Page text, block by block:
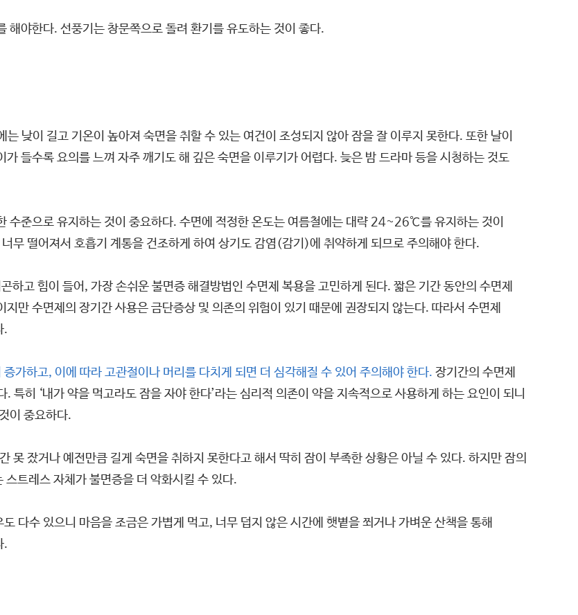
해야한다. 선풍기는 창문쪽으로 돌려 환기를 유도하는 것이 좋다.
낮이 길고 기온이 높아져 숙면을 취할 수 있는 여건이 조성되지 않아 잠을 잘 이루지 못한다. 또한 날이
들수록 요의를 느껴 자주 깨기도 해 깊은 숙면을 이루기가 어렵다. 늦은 밤 드라마 등을 시청하는 것도
수준으로 유지하는 것이 중요하다. 수면에 적정한 온도는 여름철에는 대략 24~26℃를 유지하는 것이
무 떨어져서 호흡기 계통을 건조하게 하여 상기도 감염(감기)에 취약하게 되므로 주의해야 한다.
하고 힘이 들어, 가장 손쉬운 불면증 해결방법인 수면제 복용을 고민하게 된다. 짧은 기간 동안의 수면제
만 수면제의 장기간 사용은 금단증상 및 의존의 위험이 있기 때문에 권장되지 않는다. 따라서 수면제
.
가하고, 이에 따라 고관절이나 머리를 다치게 되면 더 심각해질 수 있어 주의해야 한다. 장기간의 수면제
특히 ‘내가 약을 먹고라도 잠을 자야 한다’라는 심리적 의존이 약을 지속적으로 사용하게 하는 요인이 되니
이 중요하다.
못 잤거나 예전만큼 길게 숙면을 취하지 못한다고 해서 딱히 잠이 부족한 상황은 아닐 수 있다. 하지만 잠의
스트레스 자체가 불면증을 더 악화시킬 수 있다.
다수 있으니 마음을 조금은 가볍게 먹고, 너무 덥지 않은 시간에 햇볕을 쬐거나 가벼운 산책을 통해
.